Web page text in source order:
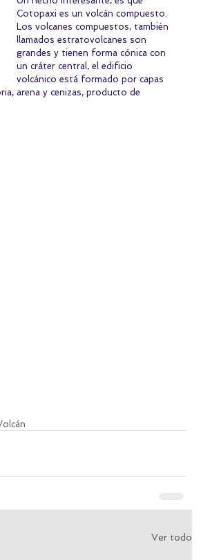
Cotopaxi es un volcán compuesto.
Los volcanes compuestos, también
llamados estratovolcanes son
grandes y tienen forma cónica con
un cráter central, el edificio
volcánico está formado por capas
arena y cenizas, producto de
Ver todo